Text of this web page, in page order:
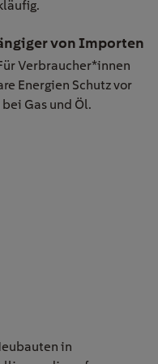
von Importen
Verbraucher*innen
Energien Schutz vor
Gas und Öl.
in